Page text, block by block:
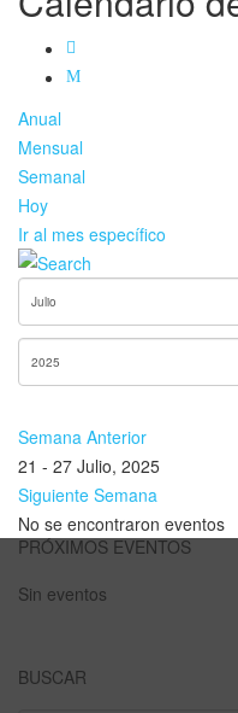
Anual
Mensual
Semanal
Hoy
Ir al mes específico
Semana Anterior
21 - 27 Julio, 2025
Siguiente Semana
No se encontraron eventos
PRÓXIMOS EVENTOS
Sin eventos
BUSCAR